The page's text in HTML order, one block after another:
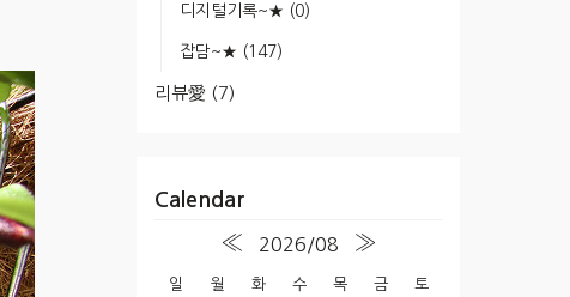
디지털기록~★ (0)
잡담~★ (147)
리뷰愛 (7)
Calendar
« 2026/08 »
일 월 화 수 목 금
토